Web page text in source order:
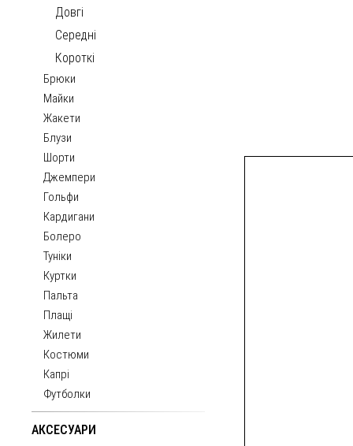
Довгі
Середні
Короткі
Брюки
Майки
Жакети
Блузи
Шорти
Джемпери
Гольфи
Кардигани
Болеро
Туніки
Куртки
Пальта
Плащі
Жилети
Костюми
Капрі
Футболки
АКСЕСУАРИ